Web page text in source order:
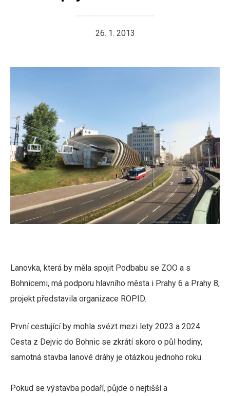
26. 1. 2013
Lanovka, která by měla spojit Podbabu se ZOO a s
Bohnicemi, má podporu hlavního města i Prahy 6 a Prahy 8,
projekt představila organizace ROPID.
První cestující by mohla svézt mezi lety 2023 a 2024.
Cesta z Dejvic do Bohnic se zkrátí skoro o půl hodiny,
samotná stavba lanové dráhy je otázkou jednoho roku.
Pokud se výstavba podaří, půjde o nejtišší a